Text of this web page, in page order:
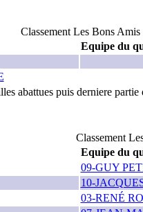
Classement Les Bons
Equipe du
abattues puis derniere
Classement
Equipe du
09-GUY
10-
03-RENÉ